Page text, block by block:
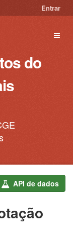
Entrar
do
API de dados